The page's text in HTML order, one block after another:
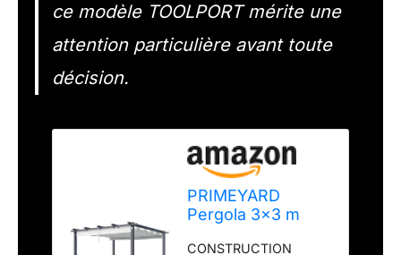
ce modèle TOOLPORT mérite une
attention particulière avant toute
décision.
PRIMEYARD
Pergola 3x3 m
CONSTRUCTION